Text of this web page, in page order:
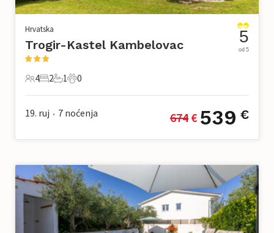
Hrvatska
Trogir-Kastel Kambelovac
4 Gosti
4
2 Spavaće sobe
2
1 Kupaonica
1
0 Kućni ljubimac
0
5
od 5
19. ruj • 7 noćenja 674 € 539 €